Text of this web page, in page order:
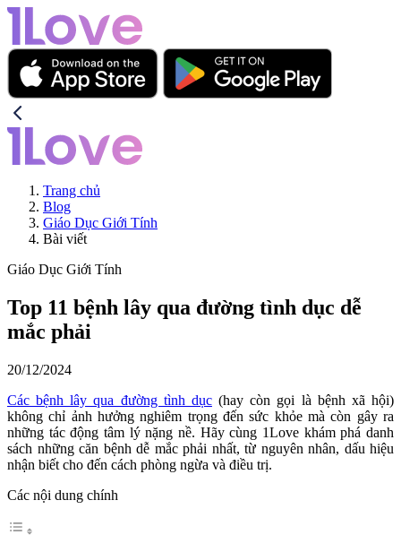
Trang chủ
Blog
Giáo Dục Giới Tính
Bài viết
Giáo Dục Giới Tính
Top 11 bệnh lây qua đường tình dục dễ
mắc phải
20/12/2024
Các bệnh lây qua đường tình dục(hay còn gọi là bệnh xã hội)
không chỉ ảnh hưởng nghiêm trọng đến sức khỏe mà còn gây ra
những tác động tâm lý nặng nề. Hãy cùng 1Love khám phá danh
sách những căn bệnh dễ mắc phải nhất, từ nguyên nhân, dấu hiệu
nhận biết cho đến cách phòng ngừa và điều trị.
Các nội dung chính